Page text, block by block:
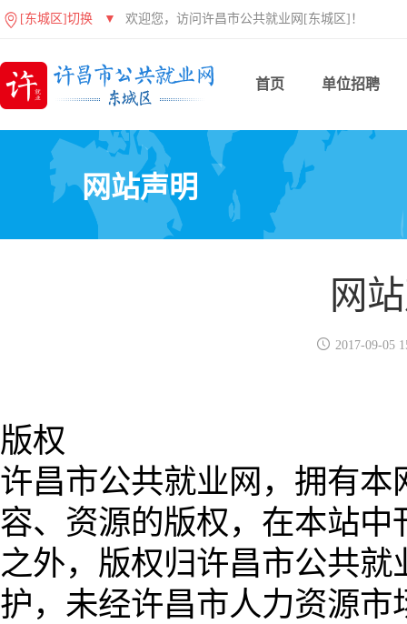
[东城区]切换 ▼ 欢迎您，访问许昌市公共就业网[东城区]！
首页 单位招聘
网站声明
网
 2017-09-05
版权
许昌市公共就业网，拥有本
容、资源的版权，在本站
之外，版权归许昌市公共
护，未经许昌市人力资源